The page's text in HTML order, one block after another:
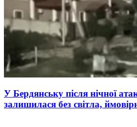
У Бердянську після нічної
залишилася без світла,